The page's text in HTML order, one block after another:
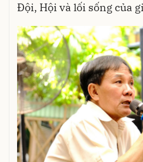
Đội, Hội và lối sống của